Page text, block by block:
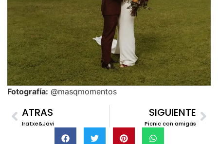
ATRAS
Iratxe&Javi
SIGUIENTE
Picnic con amigas
Fotografía: @masqmomentos